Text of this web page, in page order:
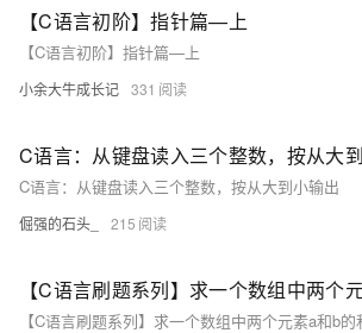
【C语言初阶】指针篇—上
【C语言初阶】指针篇—上
小余大牛成长记 331
C语言：从键盘读入三个整数，按从大
C语言：从键盘读入三个整数，按从大到小输出
倔强的石头_ 215
【C语言刷题系列】求一个数组中两个元素a和b